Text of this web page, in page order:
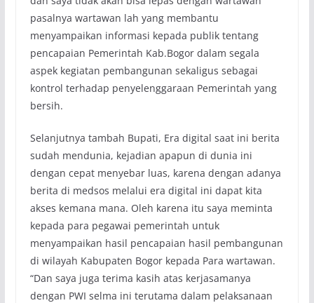
pasalnya wartawan lah yang membantu
menyampaikan informasi kepada publik tentang
pencapaian Pemerintah Kab.Bogor dalam segala
aspek kegiatan pembangunan sekaligus sebagai
kontrol terhadap penyelenggaraan Pemerintah yang
bersih.
Selanjutnya tambah Bupati, Era digital saat ini berita
sudah mendunia, kejadian apapun di dunia ini
dengan cepat menyebar luas, karena dengan adanya
berita di medsos melalui era digital ini dapat kita
akses kemana mana. Oleh karena itu saya meminta
kepada para pegawai pemerintah untuk
menyampaikan hasil pencapaian hasil pembangunan
di wilayah Kabupaten Bogor kepada Para wartawan.
“Dan saya juga terima kasih atas kerjasamanya
dengan PWI selma ini terutama dalam pelaksanaan